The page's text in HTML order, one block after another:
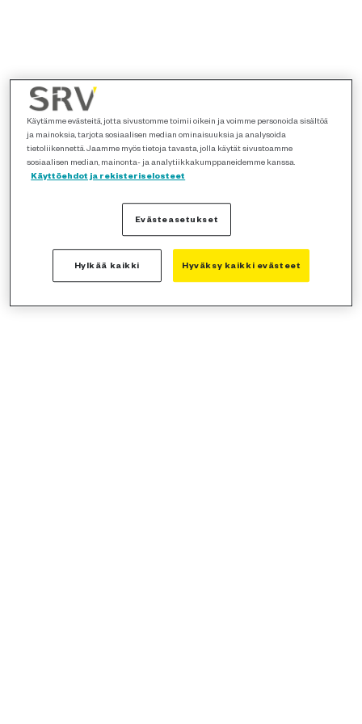
Käytämme evästeitä, jotta sivustomme toimii oikein ja voimme personoida sisältöä
ja mainoksia, tarjota sosiaalisen median ominaisuuksia ja analysoida
tietoliikennettä. Jaamme myös tietoja tavasta, jolla käytät sivustoamme
sosiaalisen median, mainonta- ja analytiikkakumppaneidemme kanssa.
Käyttöehdot ja rekisteriselosteet
Evästeasetukset
Hylkää kaikki Hyväksy kaikki evästeet